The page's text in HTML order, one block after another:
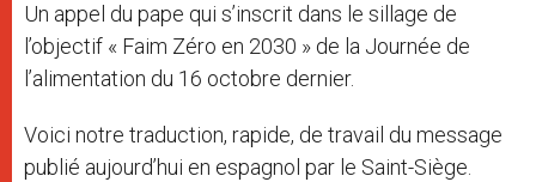
Un appel du pape qui s’inscrit dans le sillage de
l’objectif « Faim Zéro en 2030 » de la Journée de
l’alimentation du 16 octobre dernier.
Voici notre traduction, rapide, de travail du message
publié aujourd’hui en espagnol par le Saint-Siège.